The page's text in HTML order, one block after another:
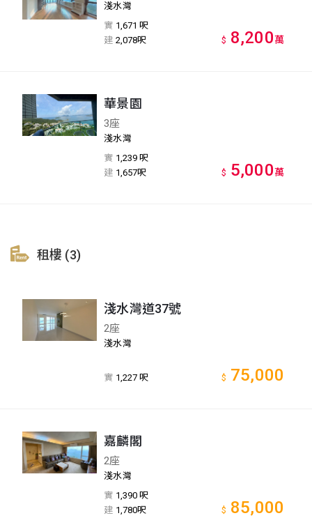
淺水灣
實 1,671 呎
建 2,078呎 $ 8,200萬
華景園
3座
淺水灣
實 1,239 呎
建 1,657呎 $ 5,000萬
租樓 (3)
淺水灣道37號
2座
淺水灣
實 1,227 呎 $ 75,000
嘉麟閣
2座
淺水灣
實 1,390 呎
建 1,780呎 $ 85,000